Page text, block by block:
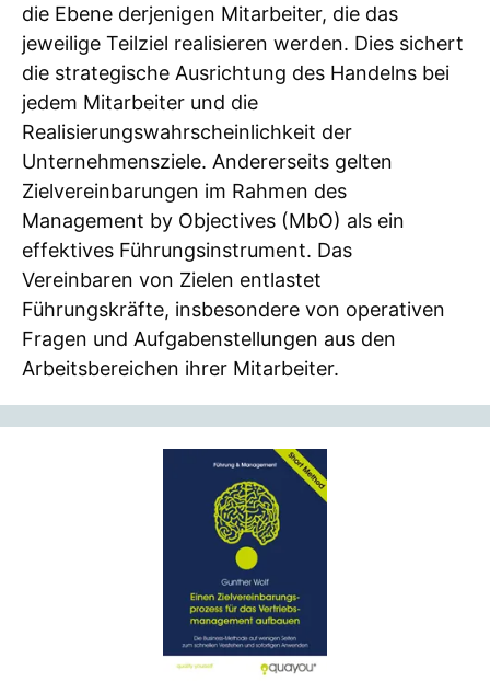
die Ebene derjenigen Mitarbeiter, die das
jeweilige Teilziel realisieren werden. Dies sichert
die strategische Ausrichtung des Handelns bei
jedem Mitarbeiter und die
Realisierungswahrscheinlichkeit der
Unternehmensziele. Andererseits gelten
Zielvereinbarungen im Rahmen des
Management by Objectives (MbO) als ein
effektives Führungsinstrument. Das
Vereinbaren von Zielen entlastet
Führungskräfte, insbesondere von operativen
Fragen und Aufgabenstellungen aus den
Arbeitsbereichen ihrer Mitarbeiter.